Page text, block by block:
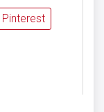
Pinterest